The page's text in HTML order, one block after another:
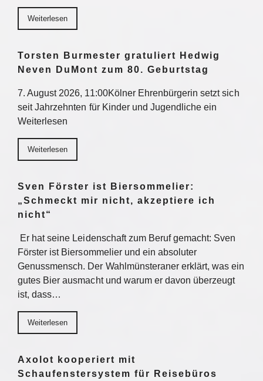
Weiterlesen
Torsten Burmester gratuliert Hedwig
Neven DuMont zum 80. Geburtstag
7. August 2026, 11:00Kölner Ehrenbürgerin setzt sich
seit Jahrzehnten für Kinder und Jugendliche ein
Weiterlesen
Weiterlesen
Sven Förster ist Biersommelier:
„Schmeckt mir nicht, akzeptiere ich
nicht“
Er hat seine Leidenschaft zum Beruf gemacht: Sven
Förster ist Biersommelier und ein absoluter
Genussmensch. Der Wahlmünsteraner erklärt, was ein
gutes Bier ausmacht und warum er davon überzeugt
ist, dass…
Weiterlesen
Axolot kooperiert mit
Schaufenstersystem für Reisebüros